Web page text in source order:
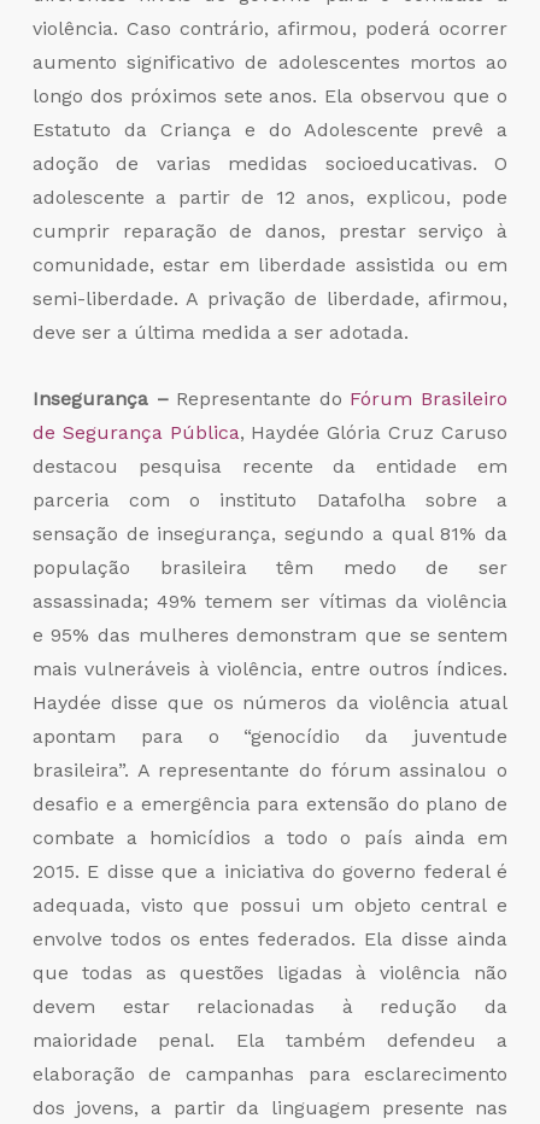
violência. Caso contrário, afirmou, poderá ocorrer
aumento significativo de adolescentes mortos ao
longo dos próximos sete anos. Ela observou que o
Estatuto da Criança e do Adolescente prevê a
adoção de varias medidas socioeducativas. O
adolescente a partir de 12 anos, explicou, pode
cumprir reparação de danos, prestar serviço à
comunidade, estar em liberdade assistida ou em
semi-liberdade. A privação de liberdade, afirmou,
deve ser a última medida a ser adotada.
Insegurança – Representante do Fórum Brasileiro
de Segurança Pública, Haydée Glória Cruz Caruso
destacou pesquisa recente da entidade em
parceria com o instituto Datafolha sobre a
sensação de insegurança, segundo a qual 81% da
população brasileira têm medo de ser
assassinada; 49% temem ser vítimas da violência
e 95% das mulheres demonstram que se sentem
mais vulneráveis à violência, entre outros índices.
Haydée disse que os números da violência atual
apontam para o “genocídio da juventude
brasileira”. A representante do fórum assinalou o
desafio e a emergência para extensão do plano de
combate a homicídios a todo o país ainda em
2015. E disse que a iniciativa do governo federal é
adequada, visto que possui um objeto central e
envolve todos os entes federados. Ela disse ainda
que todas as questões ligadas à violência não
devem estar relacionadas à redução da
maioridade penal. Ela também defendeu a
elaboração de campanhas para esclarecimento
dos jovens, a partir da linguagem presente nas